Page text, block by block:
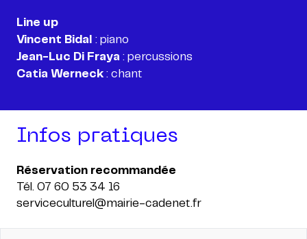
Line up
Vincent Bidal
Jean-Luc Di Fraya
Catia Werneck : chant
Infos pratiques
Tél. 07 60 53 34 16
serviceculturel@mairie-cadenet.fr